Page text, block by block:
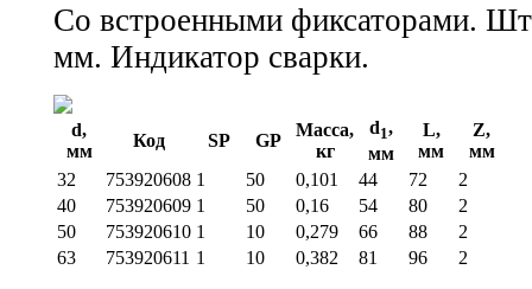
Со встроенными фиксаторами.
мм. Индикатор сварки.
d,
мм
Код SP GP
Масса,
кг
d1,
мм
L,
мм
Z,
мм
32
753920608 1 50 0,101 44 72
2
40
753920609 1 50 0,16 54 80
2
50
753920610 1 10 0,279 66 88
2
63
753920611 1 10 0,382 81 96 2